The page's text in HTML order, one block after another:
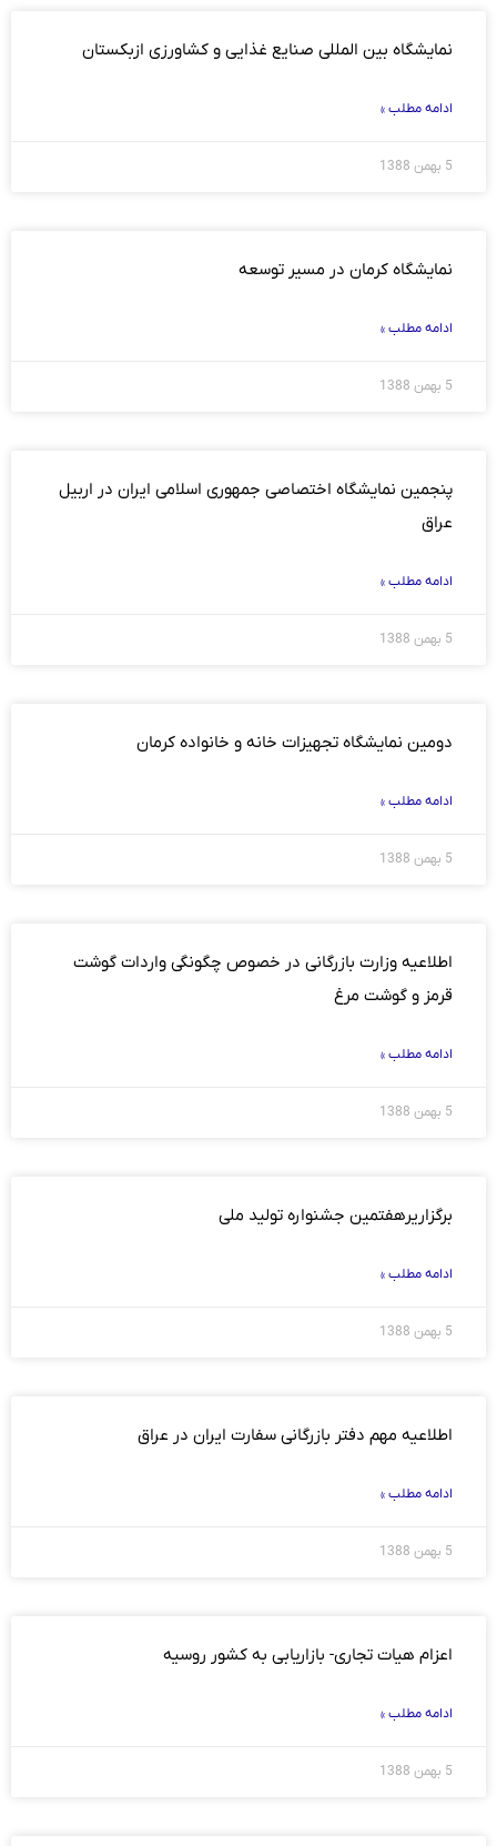
نمایشگاه بین المللی صنایع غذایی و کشاورزی ازبکستان
ادامه مطلب »
5 بهمن 1388
نمایشگاه کرمان در مسیر توسعه
ادامه مطلب »
5 بهمن 1388
پنجمین نمایشگاه ‏اختصاصی جمهوری اسلامی ایران در اربیل
عراق
ادامه مطلب »
5 بهمن 1388
دومین نمایشگاه تجهیزات خانه و خانواده کرمان
ادامه مطلب »
5 بهمن 1388
اطلاعیه وزارت بازرگانی در خصوص چگونگی واردات گوشت
قرمز و گوشت مرغ
ادامه مطلب »
5 بهمن 1388
برگزاریرهفتمین جشنواره تولید ملی
ادامه مطلب »
5 بهمن 1388
اطلاعیه مهم دفتر بازرگانی سفارت ایران در عراق
ادامه مطلب »
5 بهمن 1388
اعزام هیات تجاری- بازاریابی به کشور روسیه
ادامه مطلب »
5 بهمن 1388